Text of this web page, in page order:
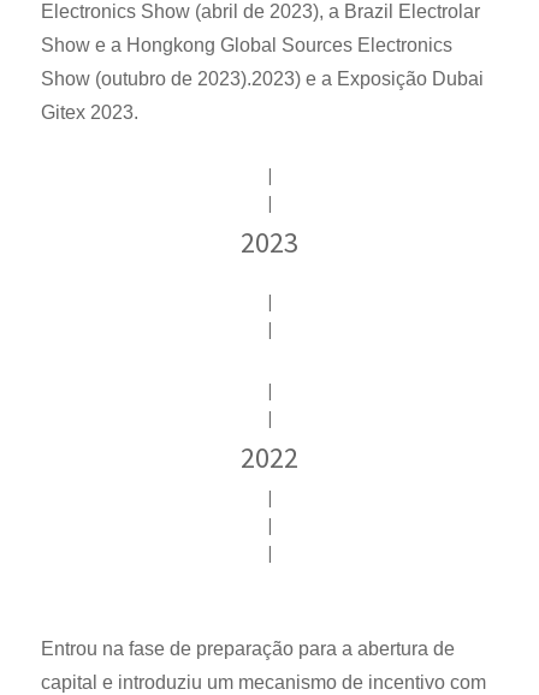
Electronics Show (abril de 2023), a Brazil Electrolar
Show e a Hongkong Global Sources Electronics
Show (outubro de 2023).2023) e a Exposição Dubai
Gitex 2023.
|
|
2023
|
|
|
|
2022
|
|
|
Entrou na fase de preparação para a abertura de
capital e introduziu um mecanismo de incentivo com